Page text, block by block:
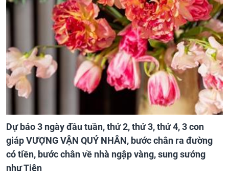
Dự báo 3 ngày đầu tuần, thứ 2, thứ 3, thứ 4, 3 con
giáp VƯỢNG VẬN QUÝ NHÂN, bước chân ra đường
có tiền, bước chân về nhà ngập vàng, sung sướng
như Tiên